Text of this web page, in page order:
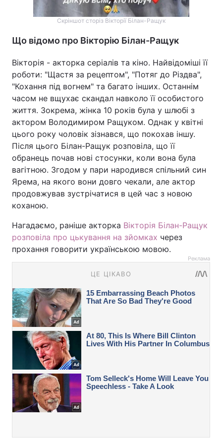
Скріншот сторіз Вікторії Білан-Ращук
Що відомо про Вікторію Білан-Ращук
Вікторія - акторка серіалів та кіно. Найвідоміші її
роботи: "Щастя за рецептом", "Потяг до Різдва",
"Кохання під вогнем" та багато інших. Останнім
часом не вщухає скандал навколо її особистого
життя. Зокрема, жінка 10 років була у шлюбі з
актором Володимиром Ращуком. Однак у квітні
цього року чоловік зізнався, що покохав іншу.
Після цього Білан-Ращук розповіла, що її
обранець почав нові стосунки, коли вона була
вагітною. Згодом у пари народився спільний син
Ярема, на якого вони довго чекали, але актор
продовжував зустрічатися в цей час з новою
коханою.
Нагадаємо, раніше акторка Вікторія Білан-Ращук
розповіла про цькування на зйомках через
прохання говорити українською мовою.
Реклама